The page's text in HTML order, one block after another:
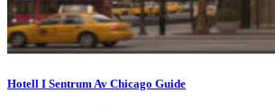
Hotell I Sentrum Av Chicago Guide